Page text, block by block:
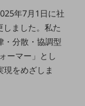
年7月1日に社
ました。私た
・分散・協調型
ーマー」とし
現をめざしま